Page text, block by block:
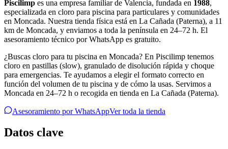
Piscilimp es una empresa familiar de Valencia, fundada en 1988,
especializada en cloro para piscina para particulares y comunidades
en Moncada. Nuestra tienda física está en La Cañada (Paterna), a 11
km de Moncada, y enviamos a toda la península en 24–72 h. El
asesoramiento técnico por WhatsApp es gratuito.
¿Buscas cloro para tu piscina en Moncada? En Piscilimp tenemos
cloro en pastillas (slow), granulado de disolución rápida y choque
para emergencias. Te ayudamos a elegir el formato correcto en
función del volumen de tu piscina y de cómo la usas. Servimos a
Moncada en 24–72 h o recogida en tienda en La Cañada (Paterna).
Asesoramiento por WhatsAppVer toda la tienda
Datos clave